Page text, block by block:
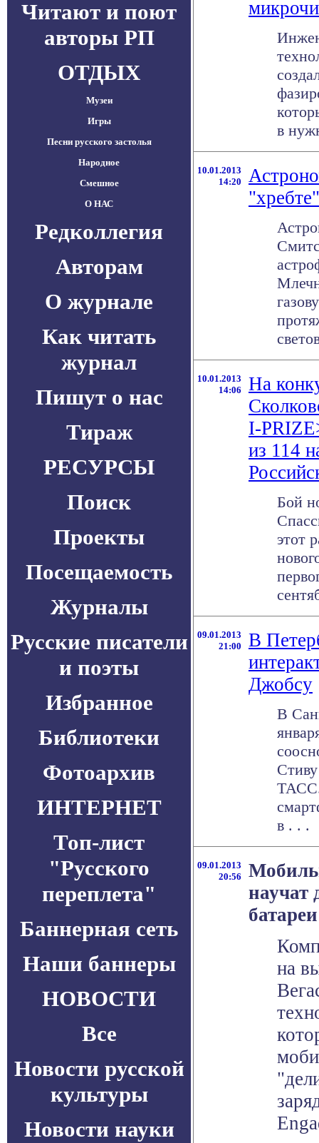
Читают и поют
авторы РП
ОТДЫХ
Музеи
Игры
Песни русского застолья
Народное
Смешное
О НАС
Редколлегия
Авторам
О журнале
Как читать
журнал
Пишут о нас
Тираж
РЕСУРСЫ
Поиск
Проекты
Посещаемость
Журналы
Русские писатели
и поэты
Избранное
Библиотеки
Фотоархив
ИНТЕРНЕТ
Топ-лист
"Русского
переплета"
Баннерная сеть
Наши баннеры
НОВОСТИ
Все
Новости русской
культуры
Новости науки
в
10.01.2013
14:20
10.01.2013
14:06
На
I-
из 114
Бой
этот
09.01.2013
21:00
В
Джобсу
В
в . . .
09.01.2013
20:56
научат
батареи
на